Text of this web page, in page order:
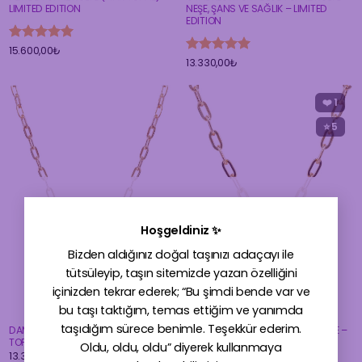
Hoşgeldiniz ✨
Bizden aldığınız doğal taşınızı adaçayı ile
tütsüleyip, taşın sitemizde yazan özelliğini
içinizden tekrar ederek; “Bu şimdi bende var ve
bu taşı taktığım, temas ettiğim ve yanımda
taşıdığım sürece benimle. Teşekkür ederim.
Oldu, oldu, oldu” diyerek kullanmaya
LIMITED EDITION
5 üzerinden
15.600,00₺
NEŞE, ŞANS VE SAĞLIK – LIMITED
EDITION
5 üzerinden
13.330,00₺
STOKTA YOK
DAMLA FORM SKY BLUE TOPAZ (MAVİ
TOPAZ) KOLYE – LIMITED EDITION
13.330,00
❤️1
⭐ 5
STOKTA YOK
GREEN TOPAZ (YEŞİL TOPAZ) KOLYE –
LIMITED EDITION